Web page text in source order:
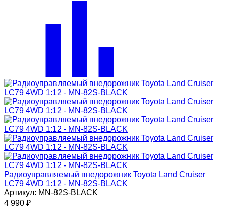
Радиоуправляемый внедорожник Toyota Land Cruiser
LC79 4WD 1:12 - MN-82S-BLACK
Артикул: MN-82S-BLACK
4 990 ₽